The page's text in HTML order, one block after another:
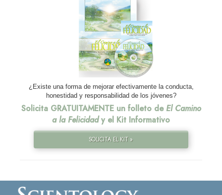
¿Existe una forma de mejorar efectivamente la conducta,
honestidad y responsabilidad de los jóvenes?
Solicita GRATUITAMENTE un folleto de El Camino
a la Felicidady el Kit Informativo
SOLICITA EL KIT »